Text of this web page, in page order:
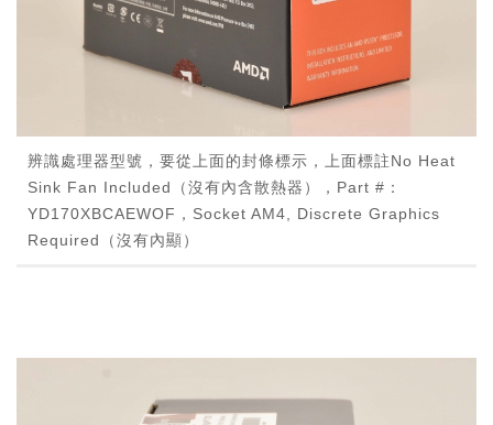
辨識處理器型號，要從上面的封條標示，上面標註No Heat
Sink Fan Included（沒有內含散熱器），Part #：
YD170XBCAEWOF，Socket AM4, Discrete Graphics
Required（沒有內顯）